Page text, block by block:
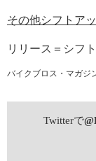
その他シフトア
リリース＝シフ
バイクブロス・マガジ
Twitterで